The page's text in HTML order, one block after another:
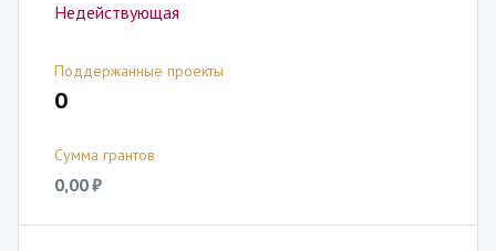
Недействующая
Поддержанные проекты
0
Сумма грантов
0,00 ₽